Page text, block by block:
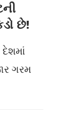
છે!
દેશમાં
ગરમ